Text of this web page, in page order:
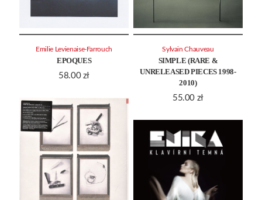
EPOQUES
58.00 zł
Emilie Levienaise-Farrouch
SIMPLE (RARE &
UNRELEASED PIECES 1998-
2010)
55.00 zł
Sylvain Chauveau